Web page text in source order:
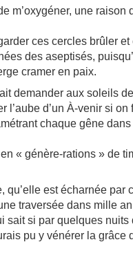
m’oxygéner, une raison
ces cercles brûler
des aseptisés,
cramer en paix.
demander aux soleils
l’aube d’un À-venir si on
chaque gêne
« génère-rations » de
qu’elle est écharnée par
traversée dans mille
sait si par quelques nuits
pu y vénérer la grâce